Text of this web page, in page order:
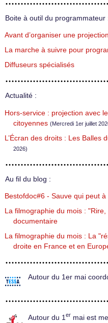
Boite à outil du programmateur
Avant d’organiser une
La marche à suivre pour
Diffuseurs spécialisés
Actualité :
Hors-service : projection avec
citoyennes (Mercredi 1er juillet
L’Écran des droits : Les Balles
2026)
Au fil du blog :
Bestofdoc#6 - Sauve qui peut
La filmographie du mois : "Rire,
documentaire
La filmographie du mois : La
droite en France et en
Autour du 1er mai
Autour du 1 er mai est